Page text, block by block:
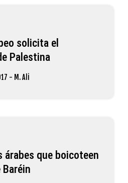
solicita el
Palestina
- M. Ali
árabes que boicoteen